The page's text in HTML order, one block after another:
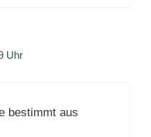
Uhr
bestimmt aus